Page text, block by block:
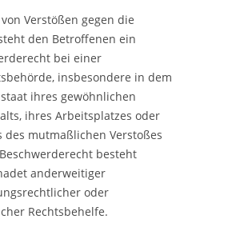
Verstößen gegen die
steht den Betroffenen ein
bei einer
insbesondere in dem
ihres gewöhnlichen
ihres Arbeitsplatzes oder
des mutmaßlichen Verstoßes
besteht
anderweitiger
oder
Rechtsbehelfe.